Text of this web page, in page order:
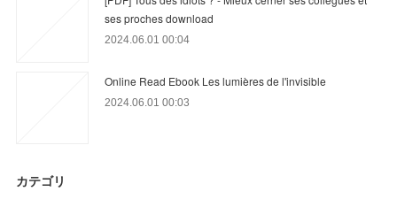
ses proches download
2024.06.01 00:04
Online Read Ebook Les lumières de l'invisible
2024.06.01 00:03
カテゴリ